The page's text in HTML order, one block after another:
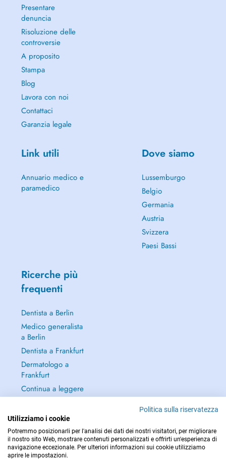
Presentare
denuncia
Risoluzione delle
controversie
A proposito
Stampa
Blog
Lavora con noi
Contattaci
Garanzia legale
Link utili
Annuario medico e
paramedico
Dove siamo
Lussemburgo
Belgio
Germania
Austria
Svizzera
Paesi Bassi
Ricerche più
frequenti
Dentista a Berlin
Medico generalista
a Berlin
Dentista a Frankfurt
Dermatologo a
Frankfurt
Continua a leggere
→
PER LE URGENZE, CONSULTARE : 112
Politica sulla riservatezza
Utilizziamo i cookie
Potremmo posizionarli per l'analisi dei dati dei nostri visitatori, per migliorare
il nostro sito Web, mostrare contenuti personalizzati e offrirti un'esperienza di
navigazione eccezionale. Per ulteriori informazioni sui cookie utilizziamo
aprire le impostazioni.